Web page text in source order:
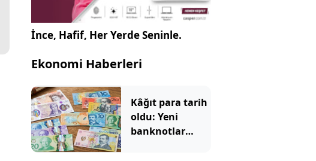
İnce, Hafif, Her Yerde Seninle.
Ekonomi Haberleri
Kâğıt para tarih
oldu: Yeni
banknotlar